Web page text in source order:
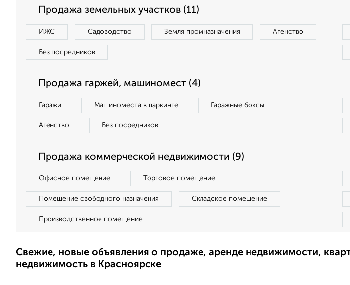
Продажа земельных участков (11)
ИЖС Садоводство Земля промназначения Агенство
Без посредников
Продажа гаржей, машиномест (4)
Гаражи Машиноместа в паркинге Гаражные боксы
Агенство Без посредников
Продажа коммерческой недвижимости (9)
Офисное помещение Торговое помещение
Помещение свободного назначения Складское помещение
Производственное помещение
Свежие, новые объявления о продаже, аренде недвижимости,
недвижимость в Красноярске